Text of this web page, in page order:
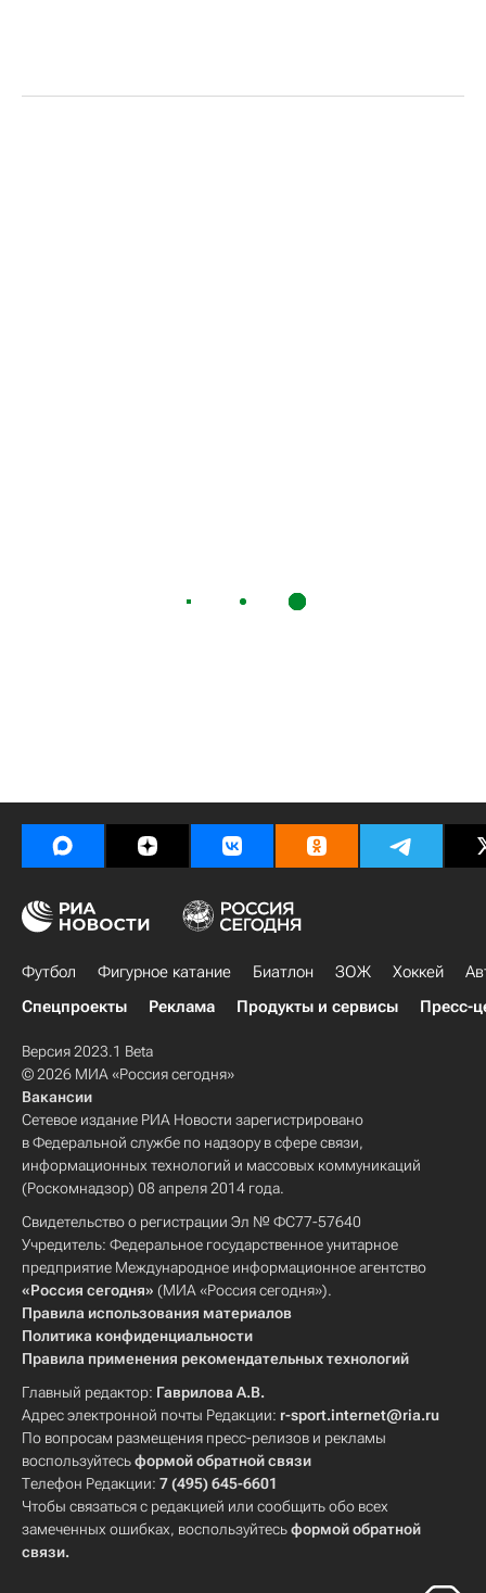
Футбол Фигурное катание Биатлон ЗОЖ Хоккей
Спецпроекты
Реклама Продукты и сервисы Пресс-
Версия 2023.1 Beta
© 2026 МИА «Россия сегодня»
Вакансии
Сетевое издание РИА Новости зарегистрировано
в Федеральной службе по надзору в сфере связи,
информационных технологий и массовых коммуникаций
(Роскомнадзор) 08 апреля 2014 года.
Свидетельство о регистрации Эл № ФС77-57640
Учредитель: Федеральное государственное унитарное
предприятие Международное информационное агентство
«Россия сегодня» (МИА «Россия сегодня»).
Правила использования материалов
Политика конфиденциальности
Правила применения рекомендательных технологий
Главный редактор: Гаврилова А.В.
Адрес электронной почты Редакции: r-sport.internet@ria.ru
По вопросам размещения пресс-релизов и рекламы
воспользуйтесьформой обратной связи
Телефон Редакции: 7 (495) 645-6601
Чтобы связаться с редакцией или сообщить обо всех
замеченных ошибках, воспользуйтесьформой обратной
связи.